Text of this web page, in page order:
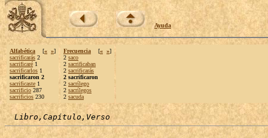
Ayuda
Alfabética [« »]
sacrificarás 2
sacrificaré 1
sacrificarlos 1
sacrificaron 2
sacrificaste 1
sacrificio 287
sacrificios 230
Frecuencia [« »]
2 saco
2 sacrificaban
2 sacrificarás
2 sacrificaron
2 sacrílego
2 sacrílegos
2 sacuda
Libro,Capítulo,Verso